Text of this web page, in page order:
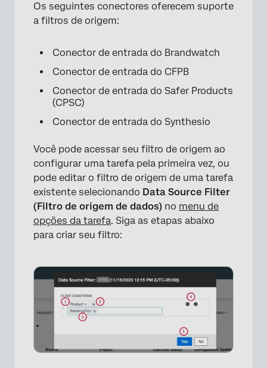
Os seguintes conectores oferecem suporte
a filtros de origem:
Conector de entrada do Brandwatch
Conector de entrada do CFPB
Conector de entrada do Safer Products
(CPSC)
Conector de entrada do Synthesio
Você pode acessar seu filtro de origem ao
configurar uma tarefa pela primeira vez, ou
pode editar o filtro de origem de uma tarefa
existente selecionando Data Source Filter
(Filtro de origem de dados) no menu de
opções da tarefa. Siga as etapas abaixo
para criar seu filtro: